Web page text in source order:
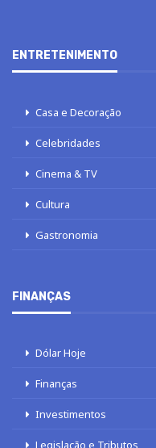
ENTRETENIMENTO
Casa e Decoração
Celebridades
Cinema & TV
Cultura
Gastronomia
FINANÇAS
Dólar Hoje
Finanças
Investimentos
Legislação e Tributos